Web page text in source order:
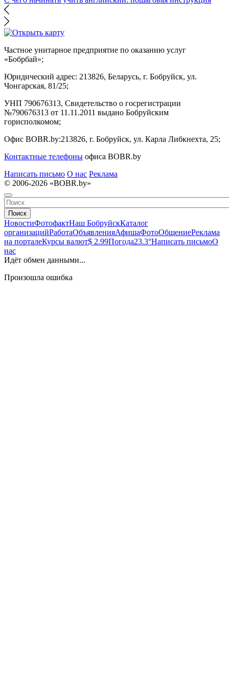
Частное унитарное предприятие по оказанию услуг
«Бобрбай»;
Юридический адрес: 213826, Беларусь, г. Бобруйск, ул.
Чонгарская, 81/25;
УНП 790676313, Свидетельство о госрегистрации
№790676313 от 11.11.2011 выдано Бобруйским
горисполкомом;
Офис BOBR.by:213826, г. Бобруйск, ул. Карла Либкнехта, 25;
Контактные телефоны офиса BOBR.by
Написать письмо О нас Реклама
© 2006-2026 «BOBR.by»
Поиск
НовостиФотофактНаш БобруйскКаталог
организацийРаботаОбъявленияАфишаФотоОбщениеРеклама
на порталеКурсы валют$ 2.99Погода23.3°Написать письмоО
нас
Идёт обмен данными...
Произошла ошибка